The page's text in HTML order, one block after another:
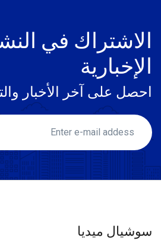
الاشتراك في
الإخبارية
احصل على آخر الأخبار
سوشيال ميديا